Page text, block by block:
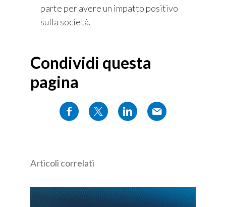
parte per avere un impatto positivo
sulla società.
Condividi questa
pagina
Articoli correlati